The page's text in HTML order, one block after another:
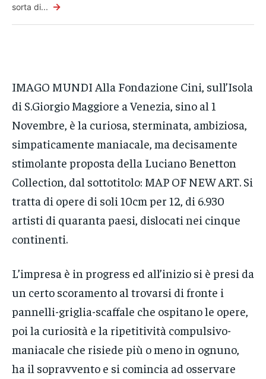
sorta di... →
IMAGO MUNDI Alla Fondazione Cini, sull’Isola
di S.Giorgio Maggiore a Venezia, sino al 1
Novembre, è la curiosa, sterminata, ambiziosa,
simpaticamente maniacale, ma decisamente
stimolante proposta della Luciano Benetton
Collection, dal sottotitolo: MAP OF NEW ART. Si
tratta di opere di soli 10cm per 12, di 6.930
artisti di quaranta paesi, dislocati nei cinque
continenti.
L’impresa è in progress ed all’inizio si è presi da
un certo scoramento al trovarsi di fronte i
pannelli-griglia-scaffale che ospitano le opere,
poi la curiosità e la ripetitività compulsivo-
maniacale che risiede più o meno in ognuno,
ha il sopravvento e si comincia ad osservare